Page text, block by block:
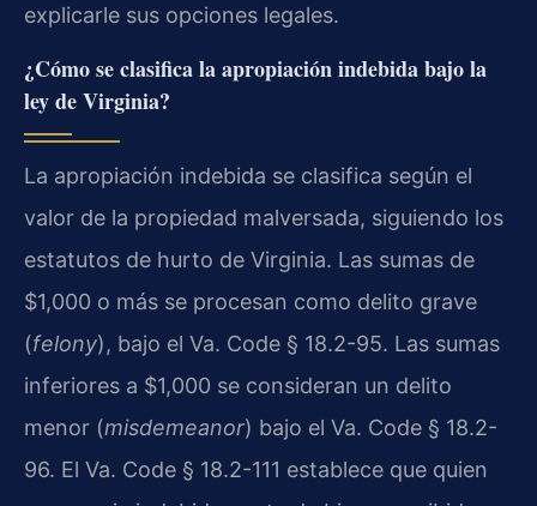
explicarle sus opciones legales.
¿Cómo se clasifica la apropiación indebida bajo la
ley de Virginia?
La apropiación indebida se clasifica según el
valor de la propiedad malversada, siguiendo los
estatutos de hurto de Virginia. Las sumas de
$1,000 o más se procesan como delito grave
(felony), bajo el Va. Code § 18.2-95. Las sumas
inferiores a $1,000 se consideran un delito
menor (misdemeanor) bajo el Va. Code § 18.2-
96. El Va. Code § 18.2-111 establece que quien